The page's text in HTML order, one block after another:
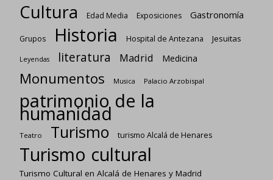
Cultura Edad Media Exposiciones Gastronomía
Grupos Historia Hospital de Antezana Jesuitas
Leyendas literatura Madrid Medicina
Monumentos Musica Palacio Arzobispal
patrimonio de la
humanidad
Teatro Turismo turismo Alcalá de Henares
Turismo cultural
Turismo Cultural en Alcalá de Henares y Madrid